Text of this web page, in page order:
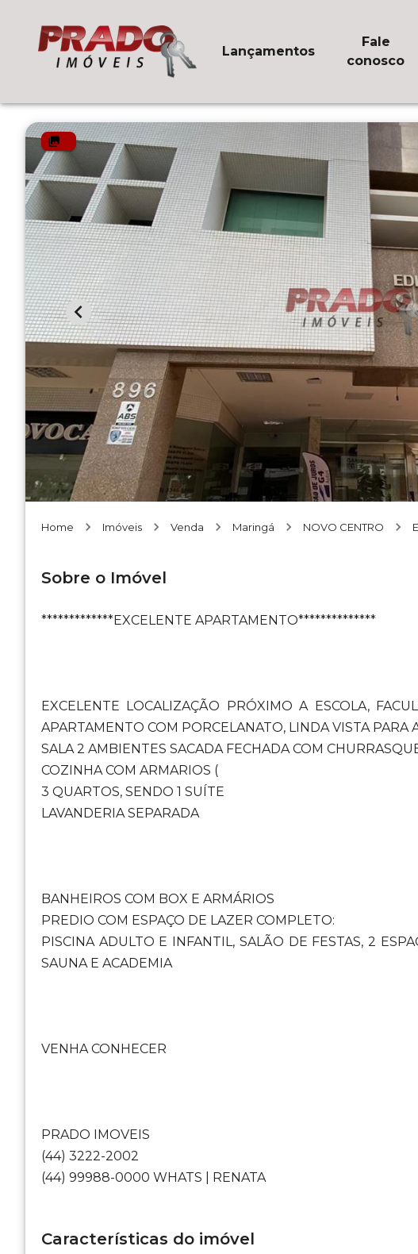
Lançamentos
Fale
conosco
Home Imóveis Venda Maringá NOVO CENTRO
Sobre o Imóvel
*************EXCELENTE APARTAMENTO**************
EXCELENTE LOCALIZAÇÃO PRÓXIMO A ESCOLA,
APARTAMENTO COM PORCELANATO, LINDA VISTA PARA
SALA 2 AMBIENTES SACADA FECHADA COM
COZINHA COM ARMARIOS (
3 QUARTOS, SENDO 1 SUÍTE
LAVANDERIA SEPARADA
BANHEIROS COM BOX E ARMÁRIOS
PREDIO COM ESPAÇO DE LAZER COMPLETO:
PISCINA ADULTO E INFANTIL, SALÃO DE FESTAS, 2
SAUNA E ACADEMIA
VENHA CONHECER
PRADO IMOVEIS
(44) 3222-2002
(44) 99988-0000 WHATS | RENATA
Características do imóvel